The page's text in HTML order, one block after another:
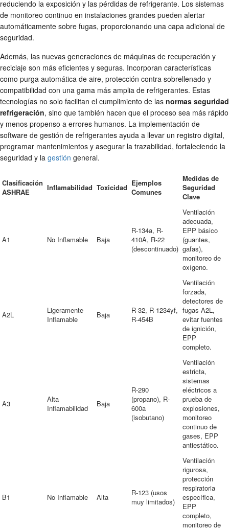
reduciendo la exposición y las pérdidas de refrigerante. Los sistemas
de monitoreo continuo en instalaciones grandes pueden alertar
automáticamente sobre fugas, proporcionando una capa adicional de
seguridad.
Además, las nuevas generaciones de máquinas de recuperación y
reciclaje son más eficientes y seguras. Incorporan características
como purga automática de aire, protección contra sobrellenado y
compatibilidad con una gama más amplia de refrigerantes. Estas
tecnologías no solo facilitan el cumplimiento de las normas seguridad
refrigeración, sino que también hacen que el proceso sea más rápido
y menos propenso a errores humanos. La implementación de
software de gestión de refrigerantes ayuda a llevar un registro digital,
programar mantenimientos y asegurar la trazabilidad, fortaleciendo la
seguridad y la gestión general.
Clasificación
ASHRAE
Inflamabilidad Toxicidad Ejemplos
Comunes
Medidas de
Seguridad
Clave
A1 No Inflamable Baja
R-134a, R-
410A, R-22
(descontinuado)
Ventilación
adecuada,
EPP básico
(guantes,
gafas),
monitoreo de
oxígeno.
A2L
Ligeramente
Inflamable
Baja
R-32, R-1234yf,
R-454B
Ventilación
forzada,
detectores de
fugas A2L,
evitar fuentes
de ignición,
EPP
completo.
A3
Alta
Inflamabilidad
Baja
R-290
(propano), R-
600a
(isobutano)
Ventilación
estricta,
sistemas
eléctricos a
prueba de
explosiones,
monitoreo
continuo de
gases, EPP
antiestático.
B1 No Inflamable Alta
R-123 (usos
muy limitados)
Ventilación
rigurosa,
protección
respiratoria
específica,
EPP
completo,
monitoreo de